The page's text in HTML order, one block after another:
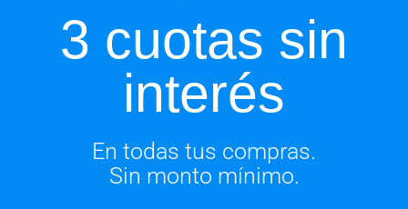
3 cuotas sin
interés
En todas tus compras.
Sin monto mínimo.